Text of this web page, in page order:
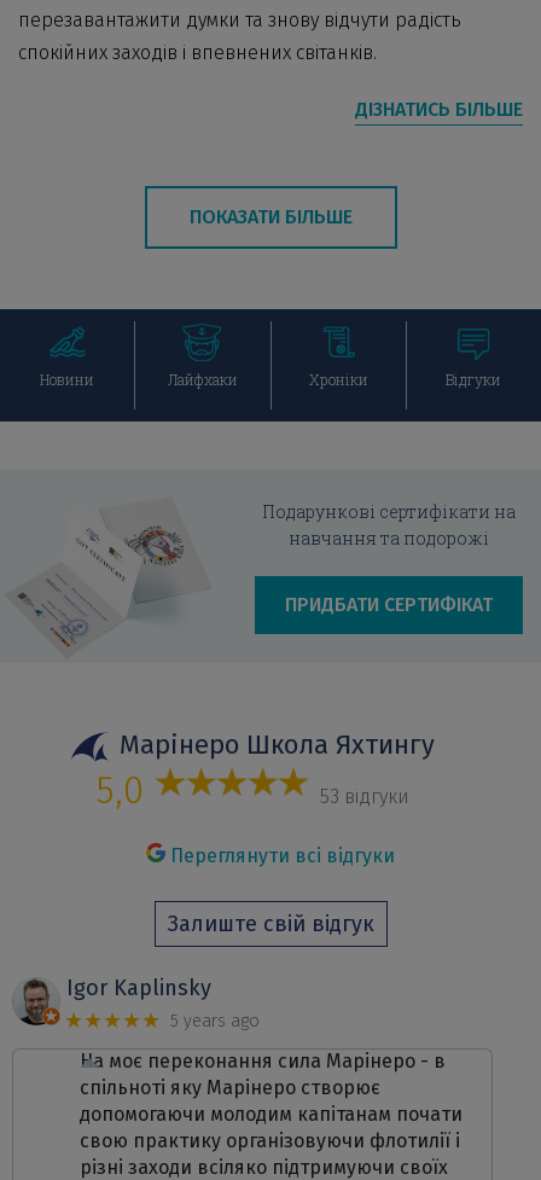
перезавантажити думки та знову відчути радість
спокійних заходів і впевнених світанків.
ДІЗНАТИСЬ БІЛЬШЕ
ПОКАЗАТИ БІЛЬШЕ
Новини
Перейти
Лайфхаки
Перейти
Хроніки
Перейти
Відгуки
Перейти
Подарункові сертифікати на
навчання та подорожі
ПРИДБАТИ СЕРТИФІКАТ
Марінеро Школа Яхтингу
5,0 53 відгуки
Переглянути всі відгуки
Залиште свій відгук
Igor Kaplinsky
★★★★★ 5 years ago
На моє переконання сила Марінеро - в
спільноті яку Марінеро створює
допомогаючи молодим капітанам почати
свою практику організовуючи флотилії і
різні заходи всіляко підтримуючи своїх